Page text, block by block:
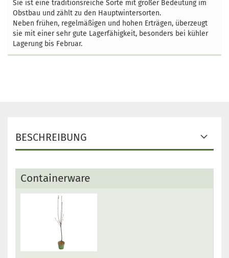
Sie ist eine traditionsreiche Sorte mit großer Bedeutung im
Obstbau und zählt zu den Hauptwintersorten.
Neben frühen, regelmäßigen und hohen Erträgen, überzeugt
sie mit einer sehr gute Lagerfähigkeit, besonders bei kühler
Lagerung bis Februar.
BESCHREIBUNG
Containerware